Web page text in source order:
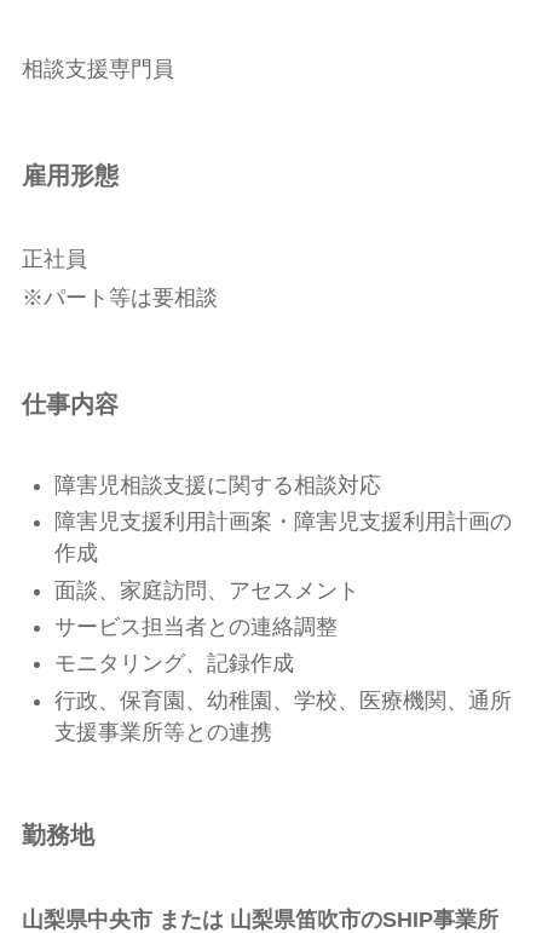
相談支援専門員
雇用形態
正社員
※パート等は要相談
仕事内容
障害児相談支援に関する相談対応
障害児支援利用計画案・障害児支援利用計画の
作成
面談、家庭訪問、アセスメント
サービス担当者との連絡調整
モニタリング、記録作成
行政、保育園、幼稚園、学校、医療機関、通所
支援事業所等との連携
勤務地
山梨県中央市 または 山梨県笛吹市のSHIP事業所